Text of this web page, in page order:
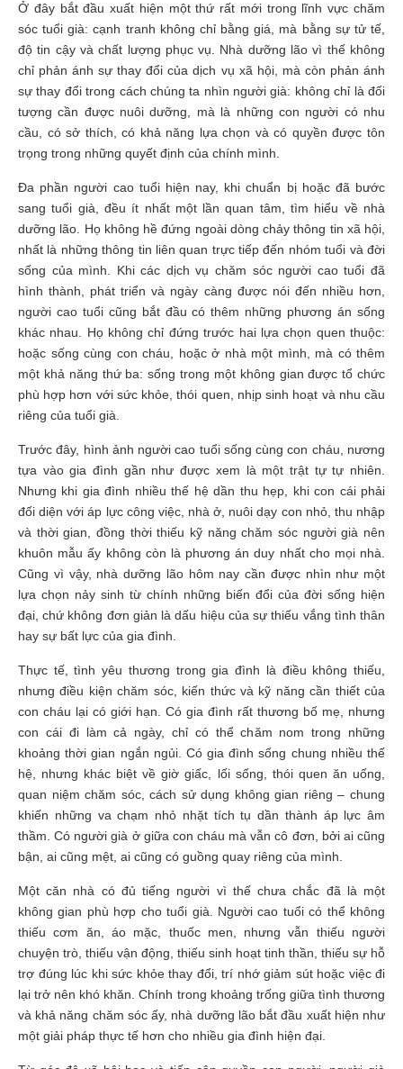
Ở đây bắt đầu xuất hiện một thứ rất mới trong lĩnh vực chăm
sóc tuổi già: cạnh tranh không chỉ bằng giá, mà bằng sự tử tế,
độ tin cậy và chất lượng phục vụ. Nhà dưỡng lão vì thế không
chỉ phản ánh sự thay đổi của dịch vụ xã hội, mà còn phản ánh
sự thay đổi trong cách chúng ta nhìn người già: không chỉ là đối
tượng cần được nuôi dưỡng, mà là những con người có nhu
cầu, có sở thích, có khả năng lựa chọn và có quyền được tôn
trọng trong những quyết định của chính mình.
Đa phần người cao tuổi hiện nay, khi chuẩn bị hoặc đã bước
sang tuổi già, đều ít nhất một lần quan tâm, tìm hiểu về nhà
dưỡng lão. Họ không hề đứng ngoài dòng chảy thông tin xã hội,
nhất là những thông tin liên quan trực tiếp đến nhóm tuổi và đời
sống của mình. Khi các dịch vụ chăm sóc người cao tuổi đã
hình thành, phát triển và ngày càng được nói đến nhiều hơn,
người cao tuổi cũng bắt đầu có thêm những phương án sống
khác nhau. Họ không chỉ đứng trước hai lựa chọn quen thuộc:
hoặc sống cùng con cháu, hoặc ở nhà một mình, mà có thêm
một khả năng thứ ba: sống trong một không gian được tổ chức
phù hợp hơn với sức khỏe, thói quen, nhịp sinh hoạt và nhu cầu
riêng của tuổi già.
Trước đây, hình ảnh người cao tuổi sống cùng con cháu, nương
tựa vào gia đình gần như được xem là một trật tự tự nhiên.
Nhưng khi gia đình nhiều thế hệ dần thu hẹp, khi con cái phải
đối diện với áp lực công việc, nhà ở, nuôi dạy con nhỏ, thu nhập
và thời gian, đồng thời thiếu kỹ năng chăm sóc người già nên
khuôn mẫu ấy không còn là phương án duy nhất cho mọi nhà.
Cũng vì vậy, nhà dưỡng lão hôm nay cần được nhìn như một
lựa chọn nảy sinh từ chính những biến đổi của đời sống hiện
đại, chứ không đơn giản là dấu hiệu của sự thiếu vắng tình thân
hay sự bất lực của gia đình.
Thực tế, tình yêu thương trong gia đình là điều không thiếu,
nhưng điều kiện chăm sóc, kiến thức và kỹ năng cần thiết của
con cháu lại có giới hạn. Có gia đình rất thương bố mẹ, nhưng
con cái đi làm cả ngày, chỉ có thể chăm nom trong những
khoảng thời gian ngắn ngủi. Có gia đình sống chung nhiều thế
hệ, nhưng khác biệt về giờ giấc, lối sống, thói quen ăn uống,
quan niệm chăm sóc, cách sử dụng không gian riêng – chung
khiến những va chạm nhỏ nhặt tích tụ dần thành áp lực âm
thầm. Có người già ở giữa con cháu mà vẫn cô đơn, bởi ai cũng
bận, ai cũng mệt, ai cũng có guồng quay riêng của mình.
Một căn nhà có đủ tiếng người vì thế chưa chắc đã là một
không gian phù hợp cho tuổi già. Người cao tuổi có thể không
thiếu cơm ăn, áo mặc, thuốc men, nhưng vẫn thiếu người
chuyện trò, thiếu vận động, thiếu sinh hoạt tinh thần, thiếu sự hỗ
trợ đúng lúc khi sức khỏe thay đổi, trí nhớ giảm sút hoặc việc đi
lại trở nên khó khăn. Chính trong khoảng trống giữa tình thương
và khả năng chăm sóc ấy, nhà dưỡng lão bắt đầu xuất hiện như
một giải pháp thực tế hơn cho nhiều gia đình hiện đại.